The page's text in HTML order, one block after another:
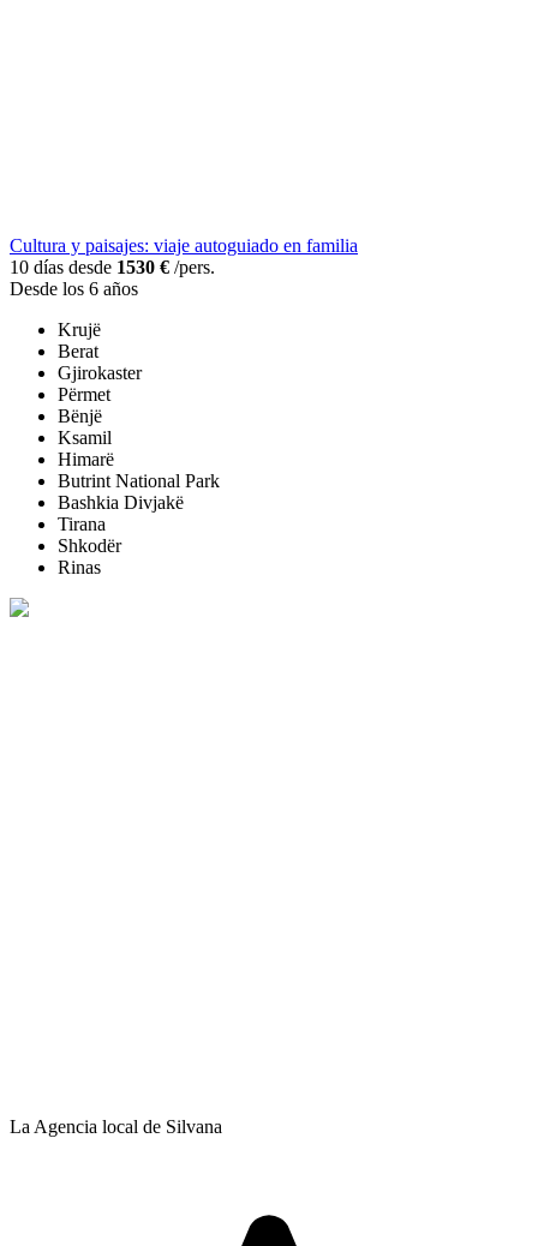
Cultura y paisajes: viaje autoguiado en familia
10 días desde 1530 € /pers.
Desde los 6 años
Krujë
Berat
Gjirokaster
Përmet
Bënjë
Ksamil
Himarë
Butrint National Park
Bashkia Divjakë
Tirana
Shkodër
Rinas
La Agencia local de Silvana